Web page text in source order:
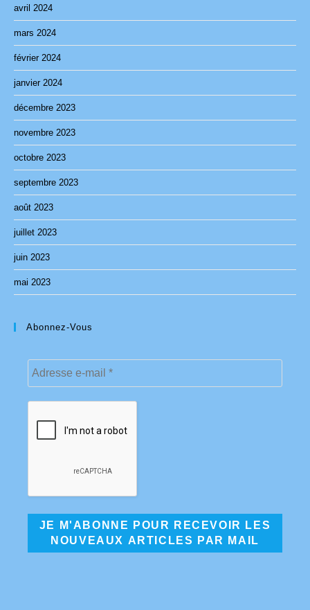
avril 2024
mars 2024
février 2024
janvier 2024
décembre 2023
novembre 2023
octobre 2023
septembre 2023
août 2023
juillet 2023
juin 2023
mai 2023
Abonnez-Vous